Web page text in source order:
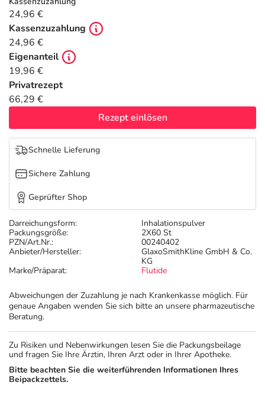
Tierapotheke
Vitamine & Mineralstoffe
Marken
Salus Deals
Darreichungsform:
Inhalationspulver
Packungsgröße:
2X60 St
PZN/Art.Nr.:
00240402
Anbieter/Hersteller:
GlaxoSmithKline GmbH & Co.
KG
Marke/Präparat:
Flutide
Abweichungen der Zuzahlung je nach Krankenkasse möglich. Für
genaue Angaben wenden Sie sich bitte an unsere pharmazeutische
Beratung.
24,96 €
Kassenzuzahlung
24,96 €
Eigenanteil
19,96 €
Privatrezept
66,29 €
Rezept einlösen
Schnelle Lieferung
Sichere Zahlung
Geprüfter Shop
Zu Risiken und Nebenwirkungen lesen Sie die Packungsbeilage
und fragen Sie Ihre Ärztin, Ihren Arzt oder in Ihrer Apotheke.
Bitte beachten Sie die weiterführenden Informationen Ihres
Beipackzettels.